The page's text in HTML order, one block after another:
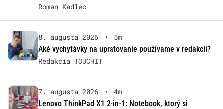
Roman Kadlec
8. augusta 2026 •
5m
Aké vychytávky na upratovanie používame v redakcii?
Redakcia TOUCHIT
7. augusta 2026 •
4m
Lenovo ThinkPad X1 2-in-1: Notebook, ktorý si